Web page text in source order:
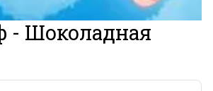
- Шоколадная